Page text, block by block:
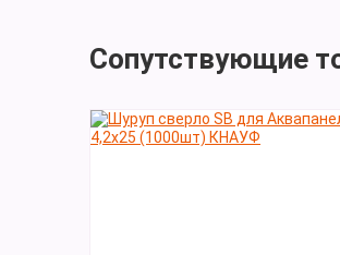
Сопутствующие